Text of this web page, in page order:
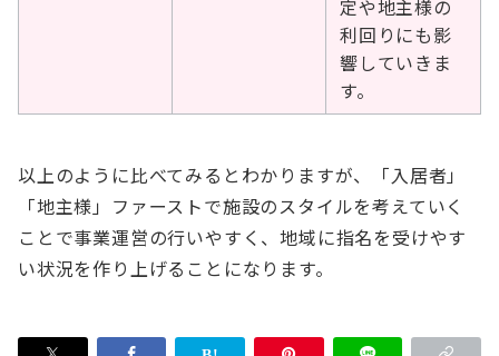
定や地主様の
利回りにも影
響していきま
す。
以上のように比べてみるとわかりますが、「入居者」
「地主様」ファーストで施設のスタイルを考えていく
ことで事業運営の行いやすく、地域に指名を受けやす
い状況を作り上げることになります。